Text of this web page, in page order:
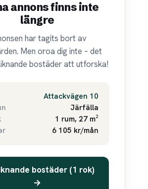
annons finns inte
längre
har tagits bort av
Men oroa dig inte – det
bostäder att utforska!
Attackvägen 10
Järfälla
1 rum, 27 m²
6 105 kr/mån
bostäder (1 rok)
→